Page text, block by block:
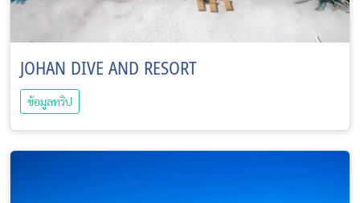
JOHAN DIVE AND RESORT
ข้อมูลทริป